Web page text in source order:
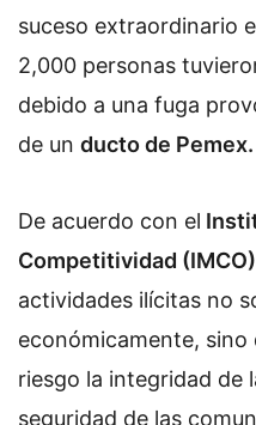
suceso extraordinario
2,000 personas
debido a una fuga
de un ducto de Pemex.
De acuerdo con el
Competitividad
actividades ilícitas no
económicamente, sino
riesgo la integridad de
seguridad de las